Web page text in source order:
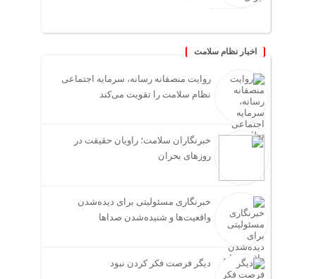
اخبار نظام سلامت
روایت منصفانه رسانه، سرمایه اجتماعی
نظام سلامت را تقویت می‌کند
خبرنگاران سلامت؛ راویان حقیقت در
روزهای بحران
خبرنگاری مسئولیتی برای دیده‌شدن
واقعیت‌ها و شنیده‌شدن صداها
دیگر فرصت فکر کردن نبود